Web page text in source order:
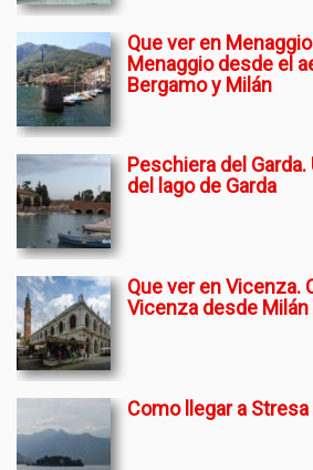
Que ver en
Menaggio desde el
Bergamo y Milán
Peschiera del
del lago de Garda
Que ver en Vicenza.
Vicenza desde Milán
Como llegar a